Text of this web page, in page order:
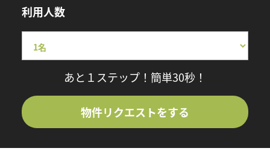
利用人数
あと１ステップ！簡単30秒！
物件リクエストをする